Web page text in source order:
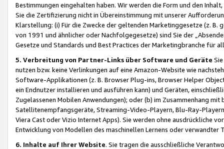
Bestimmungen eingehalten haben. Wir werden die Form und den
Sie die Zertifizierung nicht in Übereinstimmung mit unserer
Klarstellung: (i) Für die Zwecke der geltenden Marketinggesetze (z. B.
von 1991 und ähnlicher oder Nachfolgegesetze) sind Sie der
Gesetze und Standards und Best Practices der Marketingbranche für
5. Verbreitung von Partner-Links über Software und Geräte
nutzen bzw. keine Verlinkungen auf eine Amazon-Website wie
Software-Applikationen (z. B. Browser Plug-ins, Browser Helper
ein Endnutzer installieren und ausführen kann) und Geräten,
Zugelassenen Mobilen Anwendungen); oder (b) im Zusammenhang
Satellitenempfangsgeräte, Streaming-Video-Playern, Blu-Ray-
Viera Cast oder Vizio Internet Apps). Sie werden ohne ausdrückliche
Entwicklung von Modellen des maschinellen Lernens oder
6. Inhalte auf Ihrer Website. Sie tragen die ausschließliche